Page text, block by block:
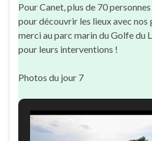
Pour Canet, plus de 70
pour découvrir les lieux avec nos
merci au parc marin du Golfe du
pour leurs interventions !
Photos du jour 7